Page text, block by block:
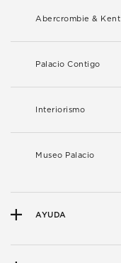
Abercrombie & Kent
Palacio Contigo
Interiorismo
Museo Palacio
AYUDA